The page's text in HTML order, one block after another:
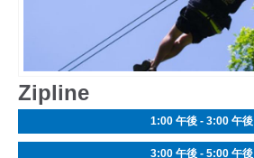
Zipline
1:00 午後 - 3:00 午後
3:00 午後 - 5:00 午後